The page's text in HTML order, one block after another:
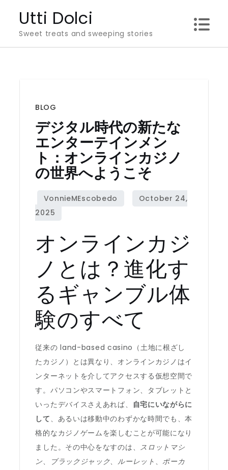
content
Utti Dolci
Sweet treats and sweeping stories
BLOG
デジタル時代の新たな
エンターテインメン
ト：オンラインカジノ
の世界へようこそ
オンラインカジ
ノとは？進化す
るギャンブル体
験のすべて
従来の land-based casino（土地に根ざし
たカジノ）とは異なり、オンラインカジノはイ
ンターネットを介してアクセスする仮想空間で
す。パソコンやスマートフォン、タブレットと
いったデバイスさえあれば、
自宅にいながらに
して、あるいは移動中のわずかな時間でも、本
格的なカジノゲームを楽しむことが可能になり
ました。その中心をなすのは、 スロットマシ
ン、 ブラックジャック、ルーレット 、 ポーカ